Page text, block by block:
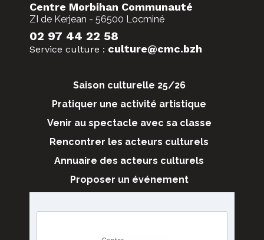
Centre Morbihan Communauté
ZI de Kerjean - 56500 Locminé
02 97 44 22 58
Service culture : culture@cmc.bzh
Saison culturelle 25/26
Pratiquer une activité artistique
Venir au spectacle avec sa classe
Rencontrer les acteurs culturels
Annuaire des acteurs culturels
Proposer un événement